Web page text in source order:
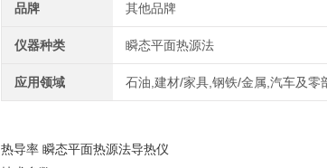
品牌 其他品牌
仪器种类 瞬态平面热源法
应用领域 石油,建材/家具,钢铁/金属,汽车及零
热导率 瞬态平面热源法导热仪